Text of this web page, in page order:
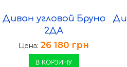
Диван угловой Бруно
2ДА
Цена: 26 180 грн
В КОРЗИНУ